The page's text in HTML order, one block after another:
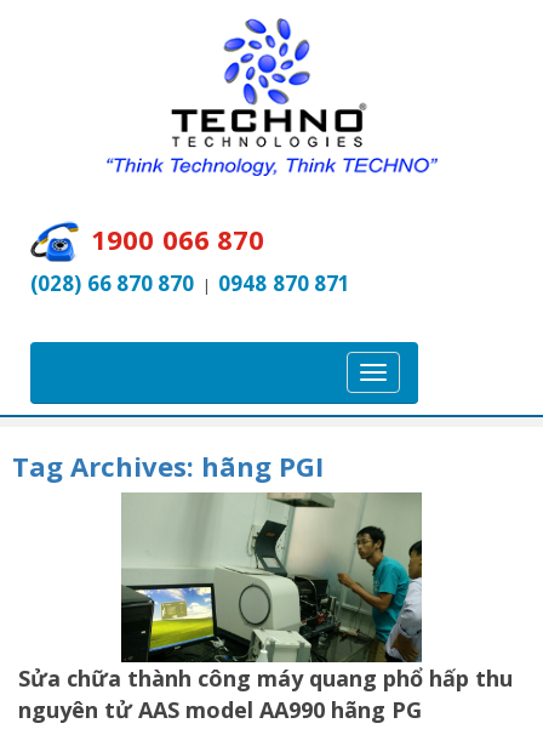
1900 066 870
(028) 66 870 870 | 0948 870 871
T
o
l
e
n
a
v
g
a
Tag Archives: hãng PGI
Sửa chữa thành công máy quang phổ hấp thu
nguyên tử AAS model AA990 hãng PG